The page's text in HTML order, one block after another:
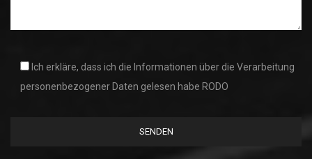
Ich erkläre, dass ich die Informationen über die Verarbeitung
personenbezogener Daten gelesen habe RODO